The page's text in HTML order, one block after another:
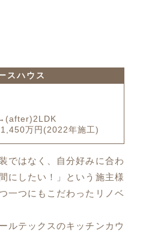
スハウス
万円(2022年施工)
ではなく、自分好みに合わ
にしたい！」という施主様
一つにもこだわったリノベ
ルテックスのキッチンカウ